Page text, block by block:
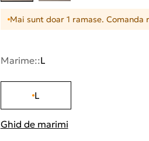
Mai sunt doar 1 ramase. Comanda
Marime::L
L
Ghid de marimi